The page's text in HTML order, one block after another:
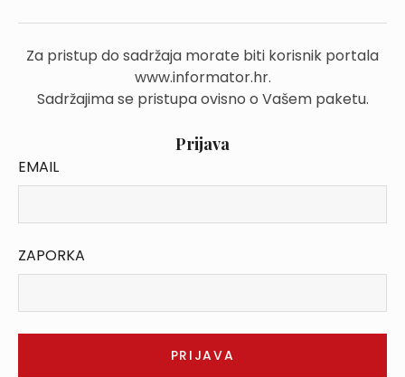
Za pristup do sadržaja morate biti korisnik portala
www.informator.hr.
Sadržajima se pristupa ovisno o Vašem paketu.
Prijava
EMAIL
ZAPORKA